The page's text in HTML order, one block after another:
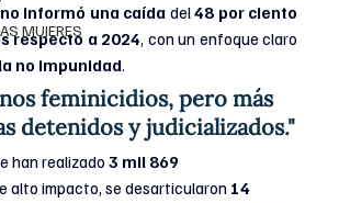
MUJERES
informó una caída del 48 por ciento
respecto a 2024, con un enfoque claro
no impunidad.
feminicidios, pero más
detenidos y judicializados."
han realizado 3 mil 869
alto impacto, se desarticularon 14